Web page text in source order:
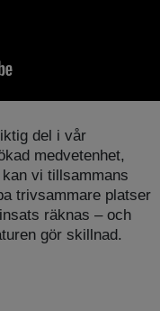
del i vår
medvetenhet,
vi tillsammans
trivsammare platser
räknas – och
gör skillnad.